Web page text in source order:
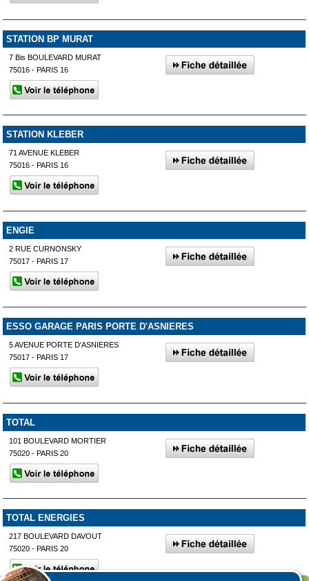
STATION BP MURAT
7 Bis BOULEVARD MURAT
75016 - PARIS 16
STATION KLEBER
71 AVENUE KLEBER
75016 - PARIS 16
ENGIE
2 RUE CURNONSKY
75017 - PARIS 17
ESSO GARAGE PARIS PORTE D'ASNIERES
5 AVENUE PORTE D'ASNIERES
75017 - PARIS 17
TOTAL
101 BOULEVARD MORTIER
75020 - PARIS 20
TOTAL ENERGIES
217 BOULEVARD DAVOUT
75020 - PARIS 20